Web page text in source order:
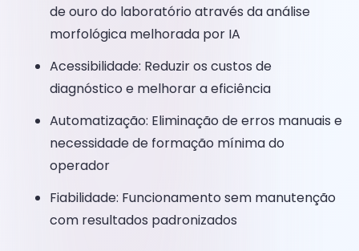
de ouro do laboratório através da análise
morfológica melhorada por IA
Acessibilidade: Reduzir os custos de
diagnóstico e melhorar a eficiência
Automatização: Eliminação de erros manuais e
necessidade de formação mínima do
operador
Fiabilidade: Funcionamento sem manutenção
com resultados padronizados